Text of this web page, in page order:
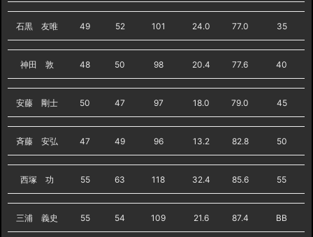
石黒 友唯 49 52 101 24.0 77.0 35
神田 敦 48 50 98 20.4 77.6 40
安藤 剛士 50 47 97 18.0 79.0 45
斉藤 安弘 47 49 96 13.2 82.8 50
西塚 功 55 63 118 32.4 85.6 55
三浦 義史 55 54 109 21.6 87.4 BB